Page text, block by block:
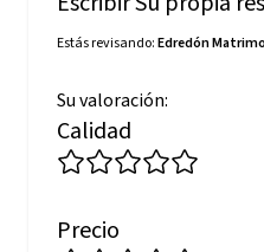
Estás revisando:Edredón
Su valoración:
Calidad
Precio